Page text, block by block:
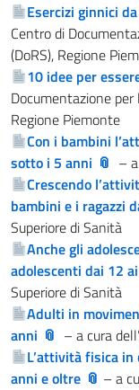
Esercizi ginnici
Centro di
(DoRS), Regione
10 idee per
Documentazione per
Regione Piemonte
Con i bambini
sotto i 5 anni
–
Crescendo
bambini e i ragazzi
Superiore di Sanità
Anche gli
adolescenti dai 12
Superiore di Sanità
Adulti in
anni
– a cura
L’attività fisica
anni e oltre
– a